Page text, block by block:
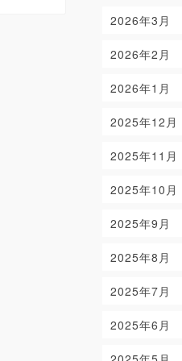
2026年3月
2026年2月
2026年1月
2025年12月
2025年11月
2025年10月
2025年9月
2025年8月
2025年7月
2025年6月